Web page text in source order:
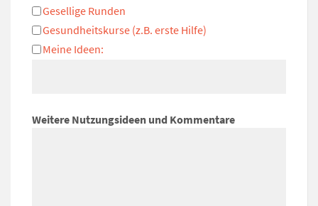
Gesellige Runden
Gesundheitskurse (z.B. erste Hilfe)
Meine Ideen:
Weitere Nutzungsideen und Kommentare